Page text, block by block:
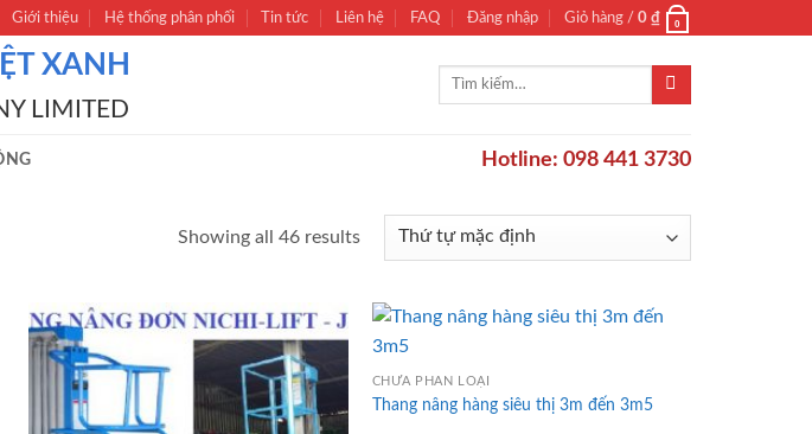
Giới thiệu Hệ thống phân phối Tin tức Liên hệ FAQ Đăng nhập Giỏ hàng / 0 ₫ 0
XANH
LIMITED
Tìm
Hotline: 098 441 3730
Showing all 46 results
CHƯA PHÂN LOẠI
Thang nâng hàng siêu thị 3m đến 3m5